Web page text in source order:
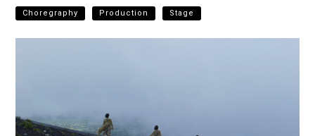
Choregraphy Production Stage